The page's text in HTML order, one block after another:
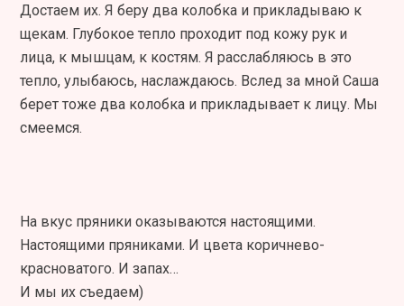
Достаем их. Я беру два колобка и прикладываю к
щекам. Глубокое тепло проходит под кожу рук и
лица, к мышцам, к костям. Я расслабляюсь в это
тепло, улыбаюсь, наслаждаюсь. Вслед за мной Саша
берет тоже два колобка и прикладывает к лицу. Мы
смеемся.
На вкус пряники оказываются настоящими.
Настоящими пряниками. И цвета коричнево-
красноватого. И запах…
И мы их съедаем)